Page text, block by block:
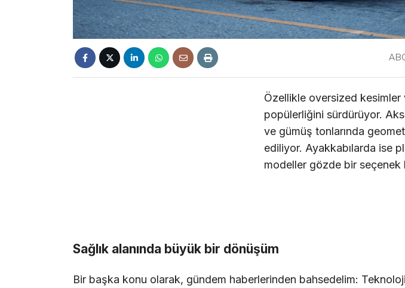
Özellikle oversized kesimler
popülerliğini sürdürüyor.
ve gümüş tonlarında
ediliyor. Ayakkabılarda ise
modeller gözde bir seçenek
Sağlık alanında büyük bir dönüşüm
Bir başka konu olarak, gündem haberlerinden bahsedelim: